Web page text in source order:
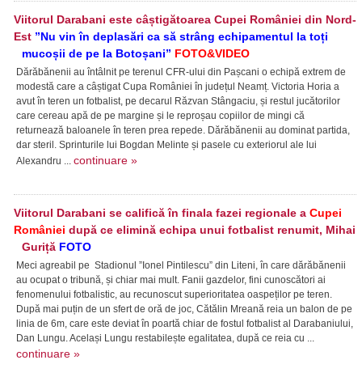
Viitorul Darabani este câștigătoarea Cupei României din Nord-
Est ”Nu vin în deplasări ca să strâng echipamentul la toți
mucoșii de pe la Botoșani” FOTO&VIDEO
Dărăbănenii au întâlnit pe terenul CFR-ului din Pașcani o echipă extrem de
modestă care a câștigat Cupa României în județul Neamț. Victoria Horia a
avut în teren un fotbalist, pe decarul Răzvan Stângaciu, și restul jucătorilor
care cereau apă de pe margine și le reproșau copiilor de mingi că
returnează baloanele în teren prea repede. Dărăbănenii au dominat partida,
dar steril. Sprinturile lui Bogdan Melinte și pasele cu exteriorul ale lui
Alexandru ... continuare »
Viitorul Darabani se califică în finala fazei regionale a Cupei
României după ce elimină echipa unui fotbalist renumit, Mihai
Guriță FOTO
Meci agreabil pe Stadionul ”Ionel Pintilescu” din Liteni, în care dărăbănenii
au ocupat o tribună, și chiar mai mult. Fanii gazdelor, fini cunoscători ai
fenomenului fotbalistic, au recunoscut superioritatea oaspeților pe teren.
După mai puțin de un sfert de oră de joc, Cătălin Mreană reia un balon de pe
linia de 6m, care este deviat în poartă chiar de fostul fotbalist al Darabaniului,
Dan Lungu. Același Lungu restabilește egalitatea, după ce reia cu ...
continuare »